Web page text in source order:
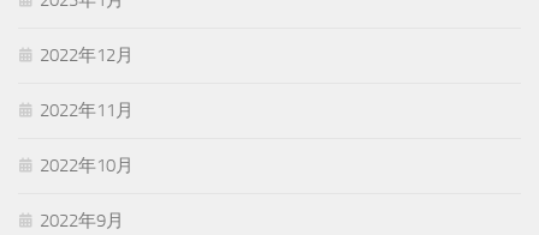
2022年12月
2022年11月
2022年10月
2022年9月